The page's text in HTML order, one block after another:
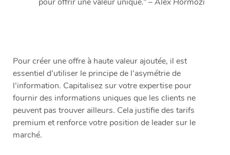
pour offrir une valeur unique.” –Alex Hormozi
Pour créer une offre à haute valeur ajoutée, il est
essentiel d’utiliser le principe de l’asymétrie de
l’information. Capitalisez sur votre expertise pour
fournir des informations uniques que les clients ne
peuvent pas trouver ailleurs. Cela justifie des tarifs
premium et renforce votre position de leader sur le
marché.